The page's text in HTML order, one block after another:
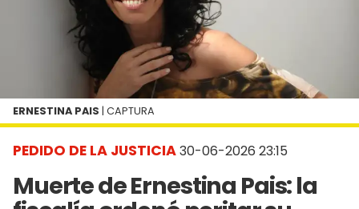
PEDIDO DE LA JUSTICIA30-06-2026 23:15
Muerte de Ernestina Pais: la
ERNESTINA PAIS | CAPTURA